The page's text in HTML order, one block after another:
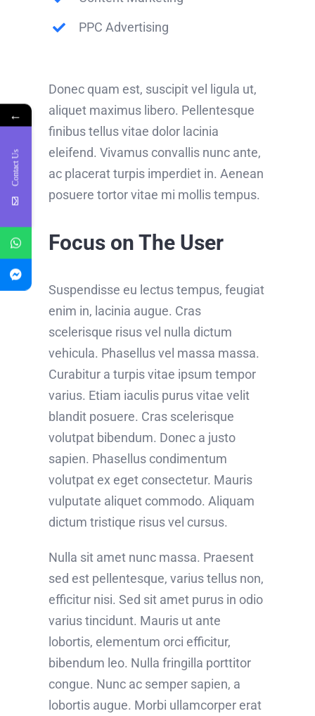
PPC Advertising
Donec quam est, suscipit vel ligula ut,
aliquet maximus libero. Pellentesque
finibus tellus vitae dolor lacinia
eleifend. Vivamus convallis nunc ante,
ac placerat turpis imperdiet in. Aenean
posuere tortor vitae mi mollis tempus.
Focus on The User
Suspendisse eu lectus tempus, feugiat
enim in, lacinia augue. Cras
scelerisque risus vel nulla dictum
vehicula. Phasellus vel massa massa.
Curabitur a turpis vitae ipsum tempor
varius. Etiam iaculis purus vitae velit
blandit posuere. Cras scelerisque
volutpat bibendum. Donec a justo
sapien. Phasellus condimentum
volutpat ex eget consectetur. Mauris
vulputate aliquet commodo. Aliquam
dictum tristique risus vel cursus.
Nulla sit amet nunc massa. Praesent
sed est pellentesque, varius tellus non,
efficitur nisi. Sed sit amet purus in odio
varius tincidunt. Mauris ut ante
lobortis, elementum orci efficitur,
bibendum leo. Nulla fringilla porttitor
congue. Nunc ac semper sapien, a
lobortis augue. Morbi ullamcorper erat
←
Contact Us